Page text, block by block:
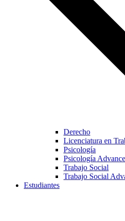
Derecho
Licenciatura en
Psicología
Psicología Advance
Trabajo Social
Trabajo Social
Estudiantes